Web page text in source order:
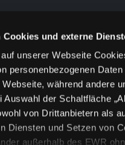
Cookies und externe
unserer Webseite
personenbezogenen
während andere
Auswahl der Schaltfläche
von Drittanbietern als
Diensten und Setzen von
außerhalb des EWR